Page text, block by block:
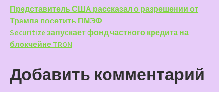
Навигация
по
записям
Представитель США рассказал о разрешении от
Трампа посетить ПМЭФ
Securitize запускает фонд частного кредита на
блокчейне TRON
Добавить комментарий